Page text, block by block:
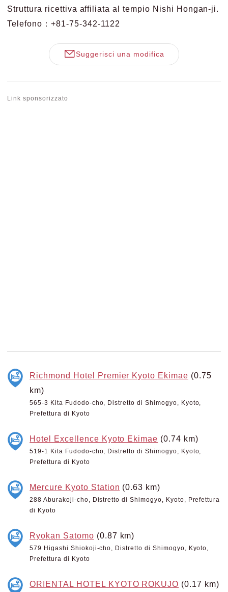
Struttura ricettiva affiliata al tempio Nishi Hongan-ji.
Telefono：+81-75-342-1122
Suggerisci una modifica
Link sponsorizzato
Richmond Hotel Premier Kyoto Ekimae (0.75
km)
565-3 Kita Fudodo-cho, Distretto di Shimogyo, Kyoto,
Prefettura di Kyoto
Hotel Excellence Kyoto Ekimae (0.74 km)
519-1 Kita Fudodo-cho, Distretto di Shimogyo, Kyoto,
Prefettura di Kyoto
Mercure Kyoto Station (0.63 km)
288 Aburakoji-cho, Distretto di Shimogyo, Kyoto, Prefettura
di Kyoto
Ryokan Satomo (0.87 km)
579 Higashi Shiokoji-cho, Distretto di Shimogyo, Kyoto,
Prefettura di Kyoto
ORIENTAL HOTEL KYOTO ROKUJO (0.17 km)